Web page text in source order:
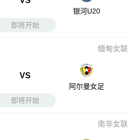
银河U20
即将开始
缅甸女联
VS
阿尔曼女足
即将开始
南非女联